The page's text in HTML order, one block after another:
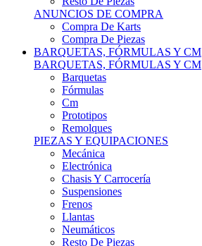
ANUNCIOS DE COMPRA
Compra De Karts
Compra De Piezas
BARQUETAS, FÓRMULAS Y CM
BARQUETAS, FÓRMULAS Y CM
Barquetas
Fórmulas
Cm
Prototipos
Remolques
PIEZAS Y EQUIPACIONES
Mecánica
Electrónica
Chasis Y Carrocería
Suspensiones
Frenos
Llantas
Neumáticos
Resto De Piezas